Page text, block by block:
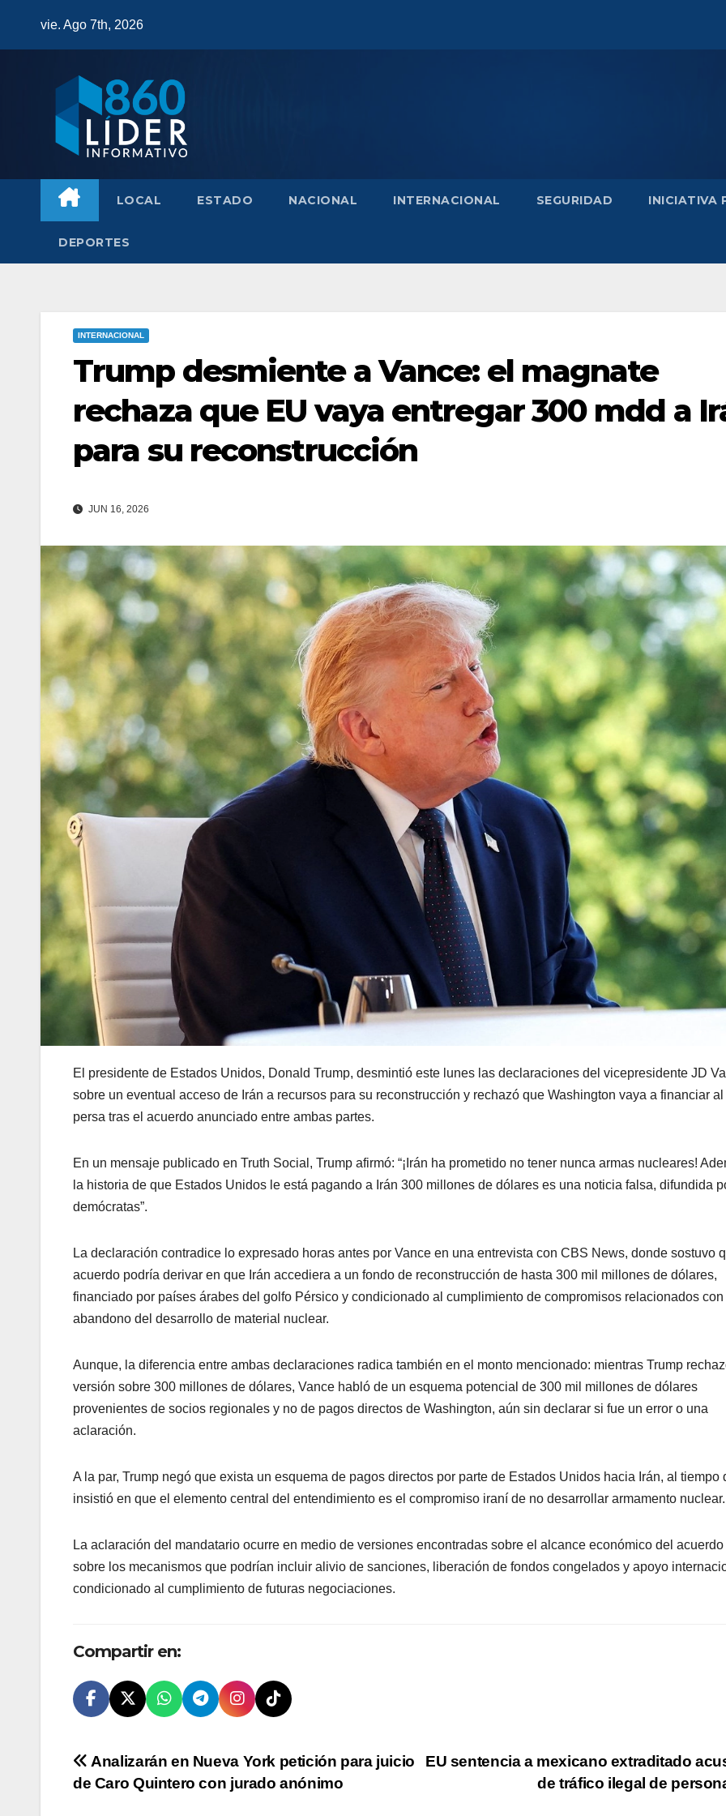
vie. Ago 7th, 2026
LOCAL ESTADO NACIONAL INTERNACIONAL SEGURIDAD INICIATIVA
DEPORTES
INTERNACIONAL
Trump desmiente a Vance: el magnate
rechaza que EU vaya entregar 300 mdd a
para su reconstrucción
JUN 16, 2026
El presidente de Estados Unidos, Donald Trump, desmintió este lunes las declaraciones del vicepresidente JD
sobre un eventual acceso de Irán a recursos para su reconstrucción y rechazó que Washington vaya a financiar
persa tras el acuerdo anunciado entre ambas partes.
En un mensaje publicado en Truth Social, Trump afirmó: “¡Irán ha prometido no tener nunca armas nucleares!
la historia de que Estados Unidos le está pagando a Irán 300 millones de dólares es una noticia falsa, difundida
demócratas”.
La declaración contradice lo expresado horas antes por Vance en una entrevista con CBS News, donde sostuvo
acuerdo podría derivar en que Irán accediera a un fondo de reconstrucción de hasta 300 mil millones de dólares,
financiado por países árabes del golfo Pérsico y condicionado al cumplimiento de compromisos relacionados con
abandono del desarrollo de material nuclear.
Aunque, la diferencia entre ambas declaraciones radica también en el monto mencionado: mientras Trump
versión sobre 300 millones de dólares, Vance habló de un esquema potencial de 300 mil millones de dólares
provenientes de socios regionales y no de pagos directos de Washington, aún sin declarar si fue un error o una
aclaración.
A la par, Trump negó que exista un esquema de pagos directos por parte de Estados Unidos hacia Irán, al tiempo
insistió en que el elemento central del entendimiento es el compromiso iraní de no desarrollar armamento nuclear.
La aclaración del mandatario ocurre en medio de versiones encontradas sobre el alcance económico del acuerdo
sobre los mecanismos que podrían incluir alivio de sanciones, liberación de fondos congelados y apoyo
condicionado al cumplimiento de futuras negociaciones.
Compartir en:
Navegación
EU sentencia a mexicano extraditado
de tráfico ilegal de
Analizarán en Nueva York petición para juicio
de Caro Quintero con jurado anónimo